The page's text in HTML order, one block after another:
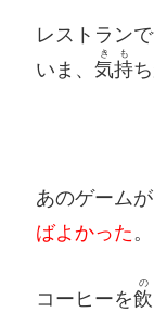
レストランで
いま、気持
きも
あのゲーム
ばよかった 。
コーヒーを飲
の